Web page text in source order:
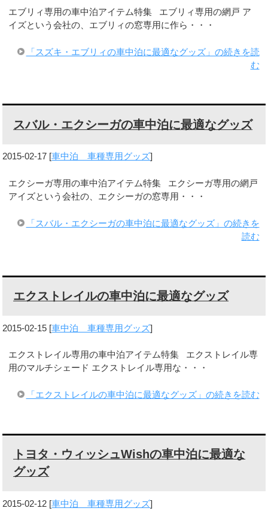
エブリィ専用の車中泊アイテム特集 エブリィ専用の網戸 ア
イズという会社の、エブリィの窓専用に作ら・・・
「スズキ・エブリィの車中泊に最適なグッズ」の続きを読
む
スバル・エクシーガの車中泊に最適なグッズ
2015-02-17 [車中泊 車種専用グッズ]
エクシーガ専用の車中泊アイテム特集 エクシーガ専用の網戸
アイズという会社の、エクシーガの窓専用・・・
「スバル・エクシーガの車中泊に最適なグッズ」の続きを
読む
エクストレイルの車中泊に最適なグッズ
2015-02-15 [車中泊 車種専用グッズ]
エクストレイル専用の車中泊アイテム特集 エクストレイル専
用のマルチシェード エクストレイル専用な・・・
「エクストレイルの車中泊に最適なグッズ」の続きを読む
トヨタ・ウィッシュWishの車中泊に最適な
グッズ
2015-02-12 [車中泊 車種専用グッズ]